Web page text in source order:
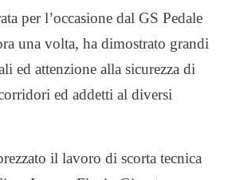
per l’occasione dal GS Pedale
una volta, ha dimostrato grandi
ed attenzione alla sicurezza di
ed addetti al diversi
il lavoro di scorta tecnica